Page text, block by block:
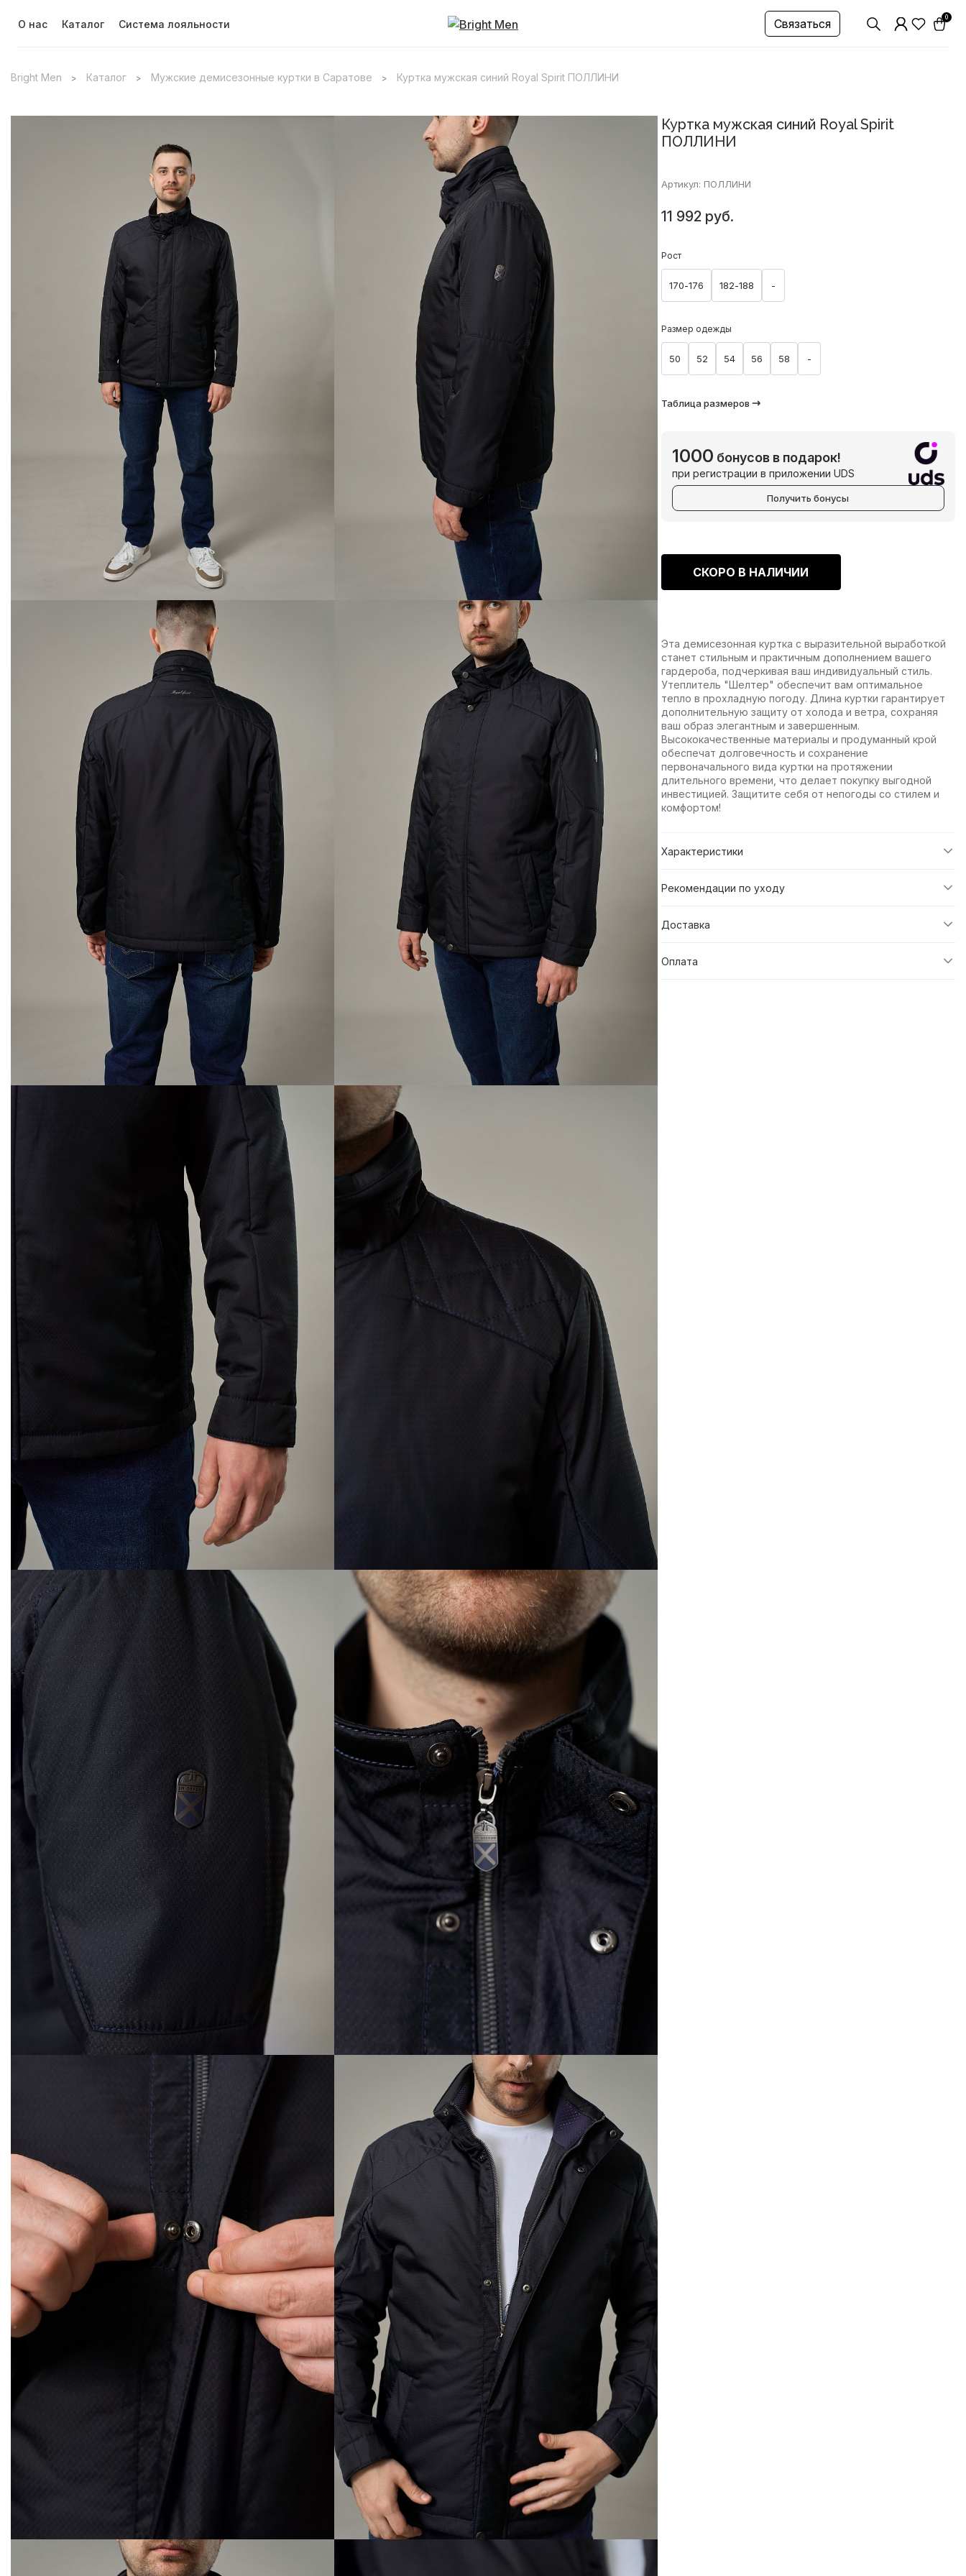
О нас Каталог Система лояльности Связаться 0
Bright Men > Каталог > Мужские демисезонные куртки в Саратове > Куртка мужская синий Royal Spirit ПОЛЛИНИ
Куртка мужская синий Royal Spirit
ПОЛЛИНИ
Артикул: ПОЛЛИНИ
11 992 руб.
Рост
170-176 182-188 -
Размер одежды
50 52 54 56 58 -
Таблица размеров
1000 бонусов в подарок!
при регистрации в приложении UDS
Получить бонусы
СКОРО В НАЛИЧИИ
Эта демисезонная куртка с выразительной выработкой
станет стильным и практичным дополнением вашего
гардероба, подчеркивая ваш индивидуальный стиль.
Утеплитель "Шелтер" обеспечит вам оптимальное
тепло в прохладную погоду. Длина куртки гарантирует
дополнительную защиту от холода и ветра, сохраняя
ваш образ элегантным и завершенным.
Высококачественные материалы и продуманный крой
обеспечат долговечность и сохранение
первоначального вида куртки на протяжении
длительного времени, что делает покупку выгодной
инвестицией. Защитите себя от непогоды со стилем и
комфортом!
Характеристики
Рекомендации по уходу
Доставка
Оплата